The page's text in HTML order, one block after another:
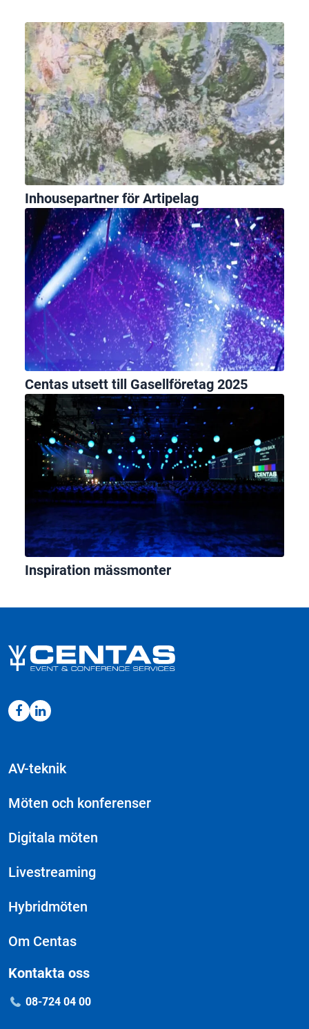
Inhousepartner för Artipelag
Centas utsett till Gasellföretag 2025
Inspiration mässmonter
AV-teknik
Möten och konferenser
Digitala möten
Livestreaming
Hybridmöten
Om Centas
Kontakta oss
08-724 04 00